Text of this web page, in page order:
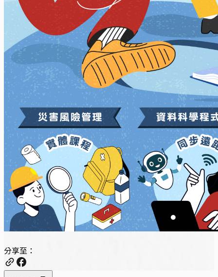
分享至：